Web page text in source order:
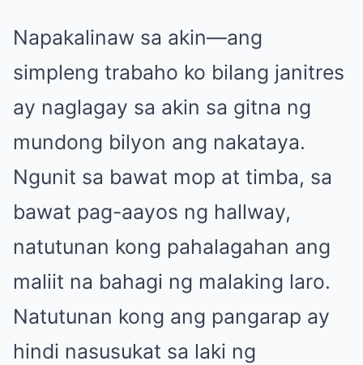
Napakalinaw sa akin—ang
simpleng trabaho ko bilang janitres
ay naglagay sa akin sa gitna ng
mundong bilyon ang nakataya.
Ngunit sa bawat mop at timba, sa
bawat pag-aayos ng hallway,
natutunan kong pahalagahan ang
maliit na bahagi ng malaking laro.
Natutunan kong ang pangarap ay
hindi nasusukat sa laki ng